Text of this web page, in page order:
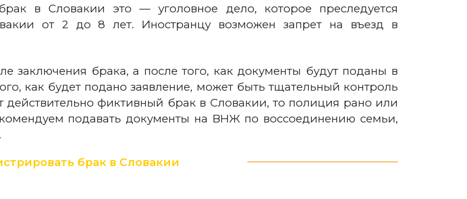
в Словакии это — уголовное дело, которое преследуется
от 2 до 8 лет. Иностранцу возможен запрет на въезд в
заключения брака, а после того, как документы будут поданы в
как будет подано заявление, может быть тщательный контроль
действительно фиктивный брак в Словакии, то полиция рано или
подавать документы на ВНЖ по воссоединению семьи,
брак в Словакии